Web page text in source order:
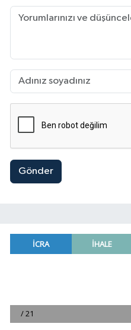
Gönder